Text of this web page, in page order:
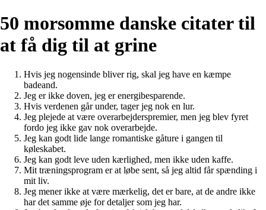
50 morsomme danske citater til
at få dig til at grine
Hvis jeg nogensinde bliver rig, skal jeg have en kæmpe
badeand.
Jeg er ikke doven, jeg er energibesparende.
Hvis verdenen går under, tager jeg nok en lur.
Jeg plejede at være overarbejderspremier, men jeg blev fyret
fordo jeg ikke gav nok overarbejde.
Jeg kan godt lide lange romantiske gåture i gangen til
køleskabet.
Jeg kan godt leve uden kærlighed, men ikke uden kaffe.
Mit træningsprogram er at løbe sent, så jeg altid får spænding i
mit liv.
Jeg mener ikke at være mærkelig, det er bare, at de andre ikke
har det samme øje for detaljer som jeg har.